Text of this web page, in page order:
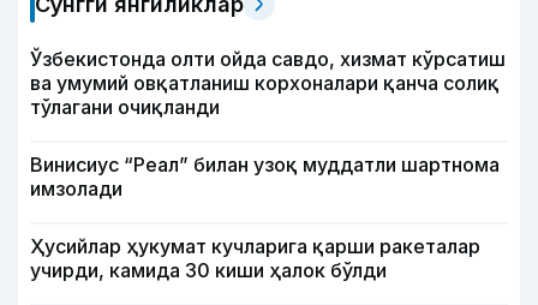
Ўзбекистонда олти ойда савдо, хизмат кўрсатиш
ва умумий овқатланиш корхоналари қанча солиқ
тўлагани очиқланди
Винисиус “Реал” билан узоқ муддатли шартнома
имзолади
Ҳусийлар ҳукумат кучларига қарши ракеталар
учирди, камида 30 киши ҳалок бўлди